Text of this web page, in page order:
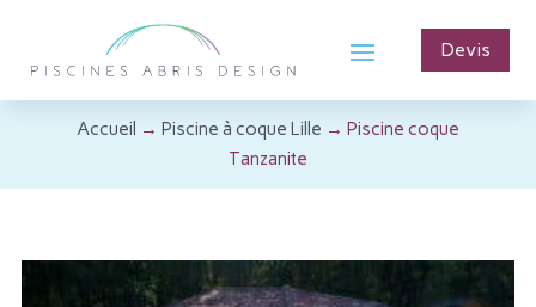
Devis
Accueil → Piscine à coque Lille → Piscine coque
Tanzanite